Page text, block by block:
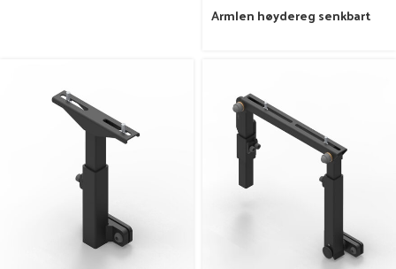
Armlen høydereg senkbart